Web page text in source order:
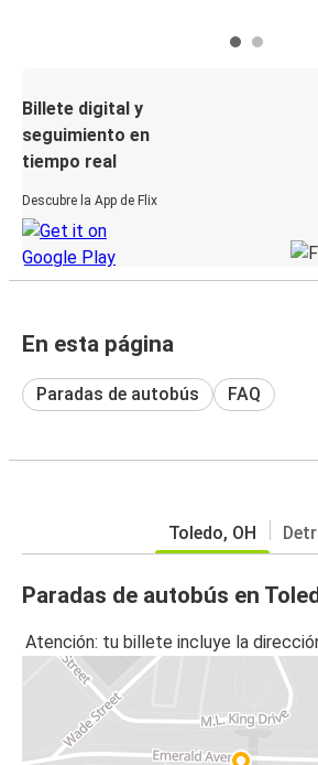
Billete digital y
seguimiento en
tiempo real
Descubre la App de Flix
En esta página
Paradas de autobús FAQ
Toledo, OH
Paradas de autobús en
Atención: tu billete incluye la